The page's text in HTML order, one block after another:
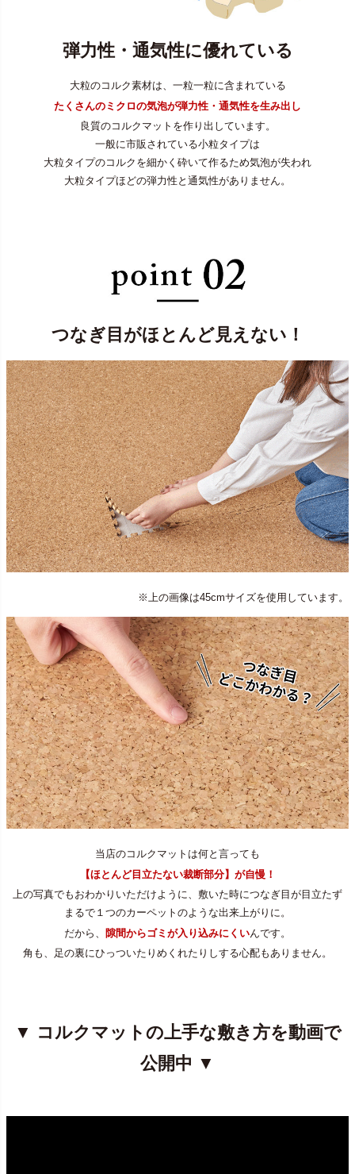
弾力性・通気性に優れている
大粒のコルク素材は、一粒一粒に含まれている
たくさんのミクロの気泡が弾力性・通気性を生み出し
良質のコルクマットを作り出しています。
一般に市販されている小粒タイプは
大粒タイプのコルクを細かく砕いて作るため気泡が失われ
大粒タイプほどの弾力性と通気性がありません。
つなぎ目がほとんど見えない！
※上の画像は45cmサイズを使用しています。
当店のコルクマットは何と言っても
【ほとんど目立たない裁断部分】が自慢！
上の写真でもおわかりいただけように、敷いた時につなぎ目が目立たず
まるで１つのカーペットのような出来上がりに。
だから、
隙間からゴミが入り込みにくいんです。
角も、足の裏にひっついたりめくれたりしする心配もありません。
▼ コルクマットの上手な敷き方を動画で
公開中 ▼